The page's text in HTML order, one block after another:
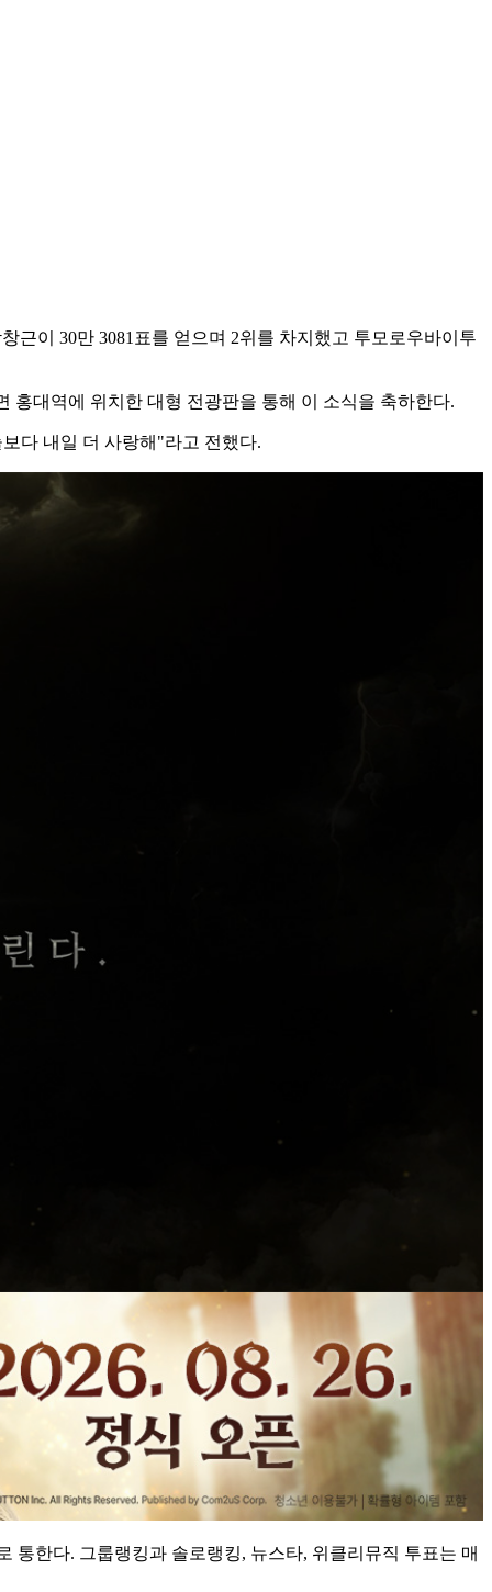
근이 30만 3081표를 얻으며 2위를 차지했고 투모로우바이투
홍대역에 위치한 대형 전광판을 통해 이 소식을 축하한다.
다 내일 더 사랑해"라고 전했다.
통한다. 그룹랭킹과 솔로랭킹, 뉴스타, 위클리뮤직 투표는 매